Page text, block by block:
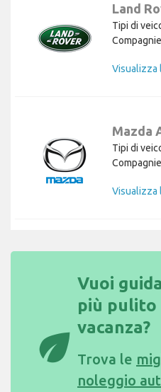
Land
Tipi di
Mazda
Tipi di
Visualizza
eco
Vuoi
più pulito
vacanza?
Trova le
noleggio